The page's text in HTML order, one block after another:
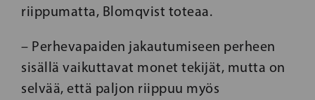
riippumatta, Blomqvist toteaa.
– Perhevapaiden jakautumiseen perheen
sisällä vaikuttavat monet tekijät, mutta on
selvää, että paljon riippuu myös